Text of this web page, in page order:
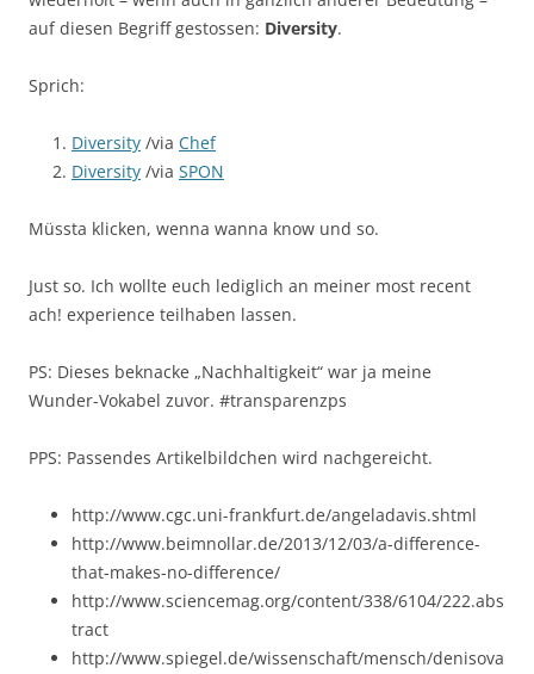
auf diesen Begriff gestossen: Diversity.
Sprich:
Diversity /via Chef
Diversity /via SPON
Müssta klicken, wenna wanna know und so.
Just so. Ich wollte euch lediglich an meiner most recent
ach! experience teilhaben lassen.
PS: Dieses beknacke „Nachhaltigkeit“ war ja meine
Wunder-Vokabel zuvor. #transparenzps
PPS: Passendes Artikelbildchen wird nachgereicht.
http://www.cgc.uni-frankfurt.de/angeladavis.shtml
http://www.beimnollar.de/2013/12/03/a-difference-
that-makes-no-difference/
http://www.sciencemag.org/content/338/6104/222.abs
tract
http://www.spiegel.de/wissenschaft/mensch/denisova